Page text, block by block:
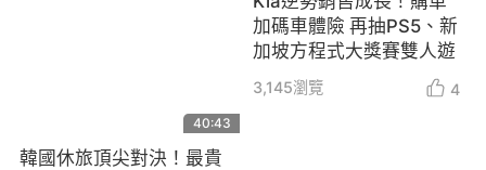
40:43
韓國休旅頂尖對決！最貴
加碼車體險 再抽PS5、新
加坡方程式大獎賽雙人遊
3,145瀏覽 4